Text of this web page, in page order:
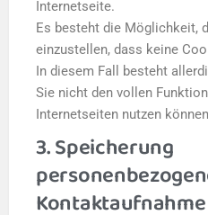
Internetseite.
Es besteht die Möglichkeit,
einzustellen, dass keine
In diesem Fall besteht
Sie nicht den vollen
Internetseiten nutzen
3. Speicherung
Kontaktaufnahme